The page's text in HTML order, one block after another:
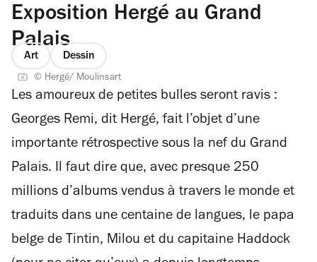
Exposition Hergé au Grand
Palais
Art Dessin
© Hergé/ Moulinsart
Les amoureux de petites bulles seront ravis :
Georges Remi, dit Hergé, fait l’objet d’une
importante rétrospective sous la nef du Grand
Palais. Il faut dire que, avec presque 250
millions d’albums vendus à travers le monde et
traduits dans une centaine de langues, le papa
belge de Tintin, Milou et du capitaine Haddock